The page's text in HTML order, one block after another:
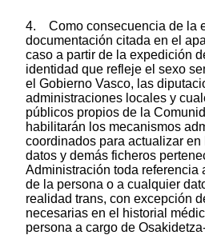
4. Como consecuencia de la
documentación citada en el
caso a partir de la expedición
identidad que refleje el sexo
el Gobierno Vasco, las
administraciones locales y
públicos propios de la
habilitarán los mecanismos
coordinados para actualizar
datos y demás ficheros
Administración toda referencia
de la persona o a cualquier
realidad trans, con excepción
necesarias en el historial
persona a cargo de